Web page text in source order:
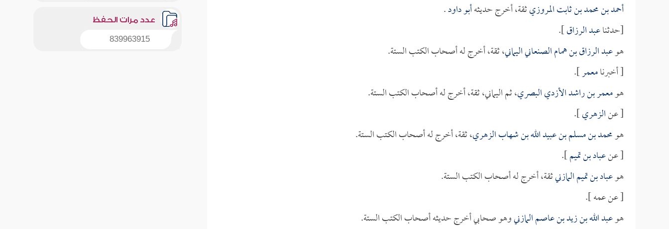
أحمد بن محمد بن ثابت المروزيثقة، أخرج حديثهأبو داود.
[حدثناعبد الرزاق].
هوعبد الرزاق بن همام الصنعاني اليماني، ثقة، أخرج له أصحاب الكتب الستة.
[ أخبرنامعمر].
هومعمر بن راشد الأزدي البصري، ثم اليماني، ثقة، أخرج له أصحاب الكتب الستة.
[ عنالزهري].
هومحمد بن مسلم بن عبيد الله بن شهاب الزهري، ثقة، أخرج له أصحاب الكتب الستة.
[ عنعباد بن تميم].
هوعباد بن تميم المازنيثقة، أخرج له أصحاب الكتب الستة.
[ عن عمه ].
هوعبد الله بن زيد بن عاصم المازنيوهو صحابي أخرج حديثه أصحاب الكتب الستة.
عدد مرات الحفظ
839963915